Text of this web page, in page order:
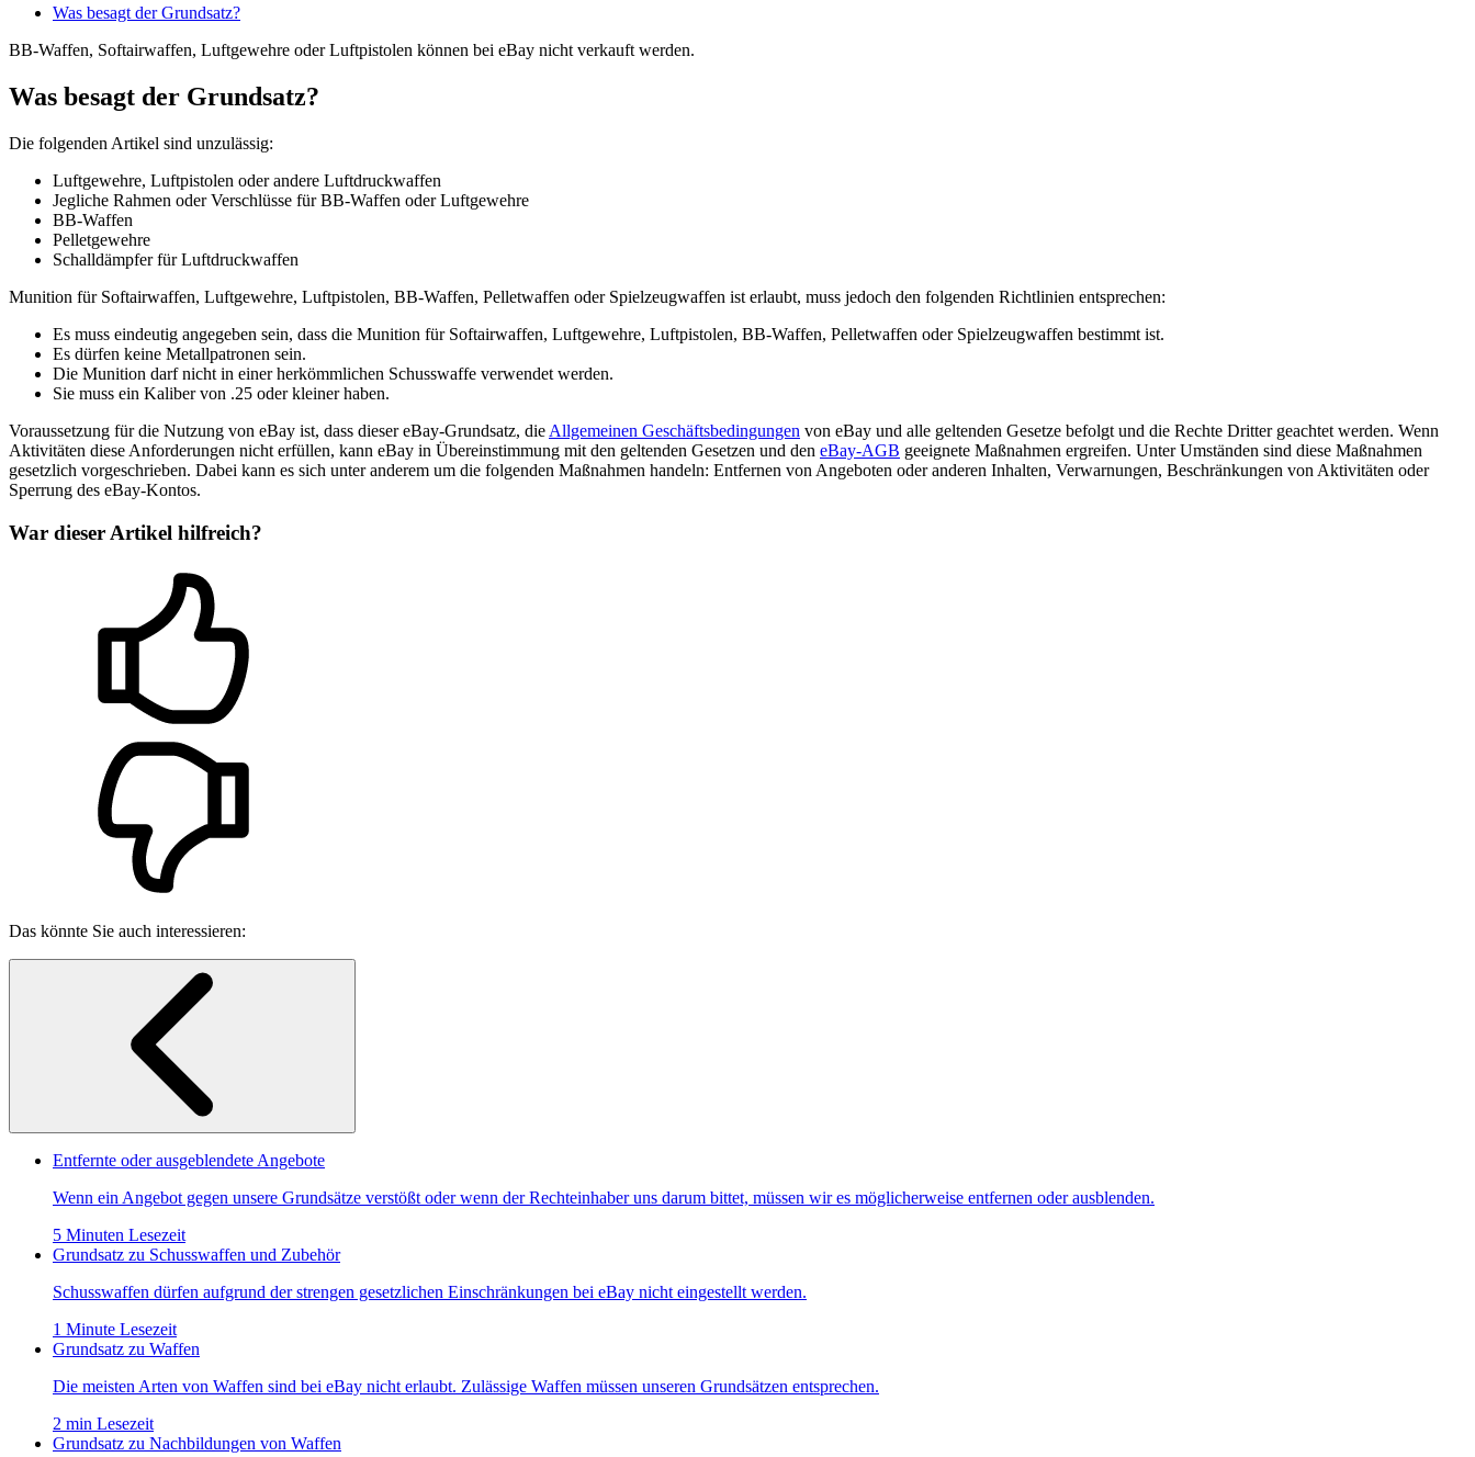
Was besagt der Grundsatz?
BB-Waffen, Softairwaffen, Luftgewehre oder Luftpistolen können bei eBay nicht verkauft werden.
Was besagt der Grundsatz?
Die folgenden Artikel sind unzulässig:
Luftgewehre, Luftpistolen oder andere Luftdruckwaffen
Jegliche Rahmen oder Verschlüsse für BB-Waffen oder Luftgewehre
BB-Waffen
Pelletgewehre
Schalldämpfer für Luftdruckwaffen
Munition für Softairwaffen, Luftgewehre, Luftpistolen, BB-Waffen, Pelletwaffen oder Spielzeugwaffen ist erlaubt, muss jedoch den folgenden Richtlinien entsprechen:
Es muss eindeutig angegeben sein, dass die Munition für Softairwaffen, Luftgewehre, Luftpistolen, BB-Waffen, Pelletwaffen oder Spielzeugwaffen bestimmt ist.
Es dürfen keine Metallpatronen sein.
Die Munition darf nicht in einer herkömmlichen Schusswaffe verwendet werden.
Sie muss ein Kaliber von .25 oder kleiner haben.
Voraussetzung für die Nutzung von eBay ist, dass dieser eBay-Grundsatz, die Allgemeinen Geschäftsbedingungen von eBay und alle geltenden Gesetze befolgt und die Rechte Dritter geachtet werden. Wenn
Aktivitäten diese Anforderungen nicht erfüllen, kann eBay in Übereinstimmung mit den geltenden Gesetzen und den eBay-AGB geeignete Maßnahmen ergreifen. Unter Umständen sind diese Maßnahmen
gesetzlich vorgeschrieben. Dabei kann es sich unter anderem um die folgenden Maßnahmen handeln: Entfernen von Angeboten oder anderen Inhalten, Verwarnungen, Beschränkungen von Aktivitäten oder
Sperrung des eBay-Kontos.
War dieser Artikel hilfreich?
Das könnte Sie auch interessieren:
Entfernte oder ausgeblendete Angebote
Wenn ein Angebot gegen unsere Grundsätze verstößt oder wenn der Rechteinhaber uns darum bittet, müssen wir es möglicherweise entfernen oder ausblenden.
5 Minuten Lesezeit
Grundsatz zu Schusswaffen und Zubehör
Schusswaffen dürfen aufgrund der strengen gesetzlichen Einschränkungen bei eBay nicht eingestellt werden.
1 Minute Lesezeit
Grundsatz zu Waffen
Die meisten Arten von Waffen sind bei eBay nicht erlaubt. Zulässige Waffen müssen unseren Grundsätzen entsprechen.
2 min Lesezeit
Grundsatz zu Nachbildungen von Waffen